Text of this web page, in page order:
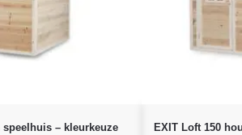
speelhuis – kleurkeuze EXIT Loft 150